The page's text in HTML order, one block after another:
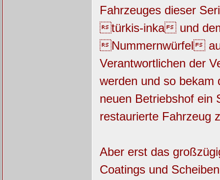
Fahrzeuges dieser
türkis-inka und
Nummernwürfel
Verantwortlichen der
werden und so bekam
neuen Betriebshof
restaurierte Fahrzeug
Aber erst das
Coatings und